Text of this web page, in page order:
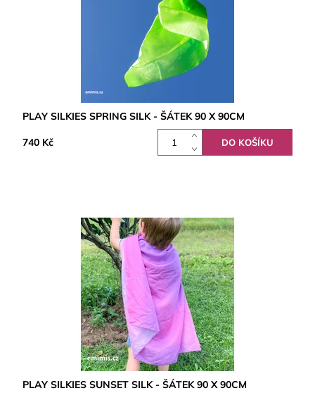
PLAY SILKIES SPRING SILK - ŠÁTEK 90 X 90CM
740 Kč
PLAY SILKIES SUNSET SILK - ŠÁTEK 90 X 90CM